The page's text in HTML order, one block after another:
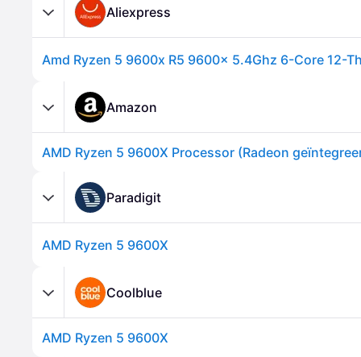
Aliexpress
Amazon
Paradigit
AMD Ryzen 5 9600X
Coolblue
AMD Ryzen 5 9600X